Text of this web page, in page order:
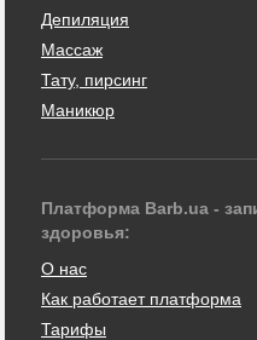
Депиляция
Массаж
Тату, пирсинг
Маникюр
Платформа Barb.ua -
здоровья:
О нас
Как работает платформа
Тарифы